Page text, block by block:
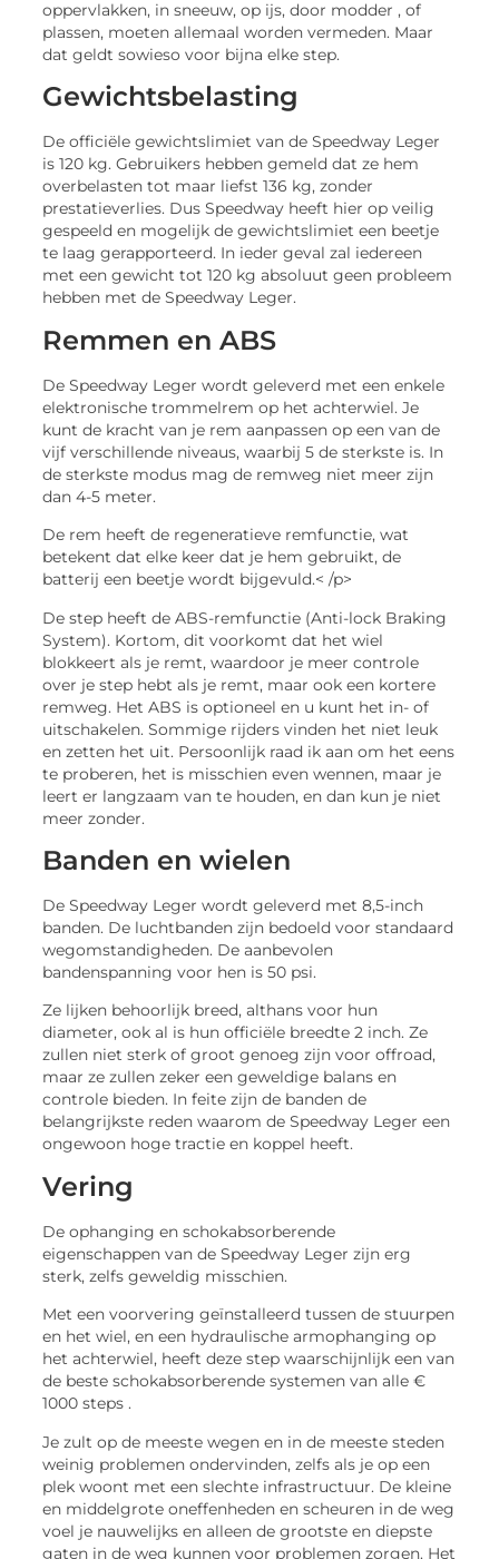
oppervlakken, in sneeuw, op ijs, door modder , of
plassen, moeten allemaal worden vermeden. Maar
dat geldt sowieso voor bijna elke step.
Gewichtsbelasting
De officiële gewichtslimiet van de Speedway Leger
is 120 kg. Gebruikers hebben gemeld dat ze hem
overbelasten tot maar liefst 136 kg, zonder
prestatieverlies. Dus Speedway heeft hier op veilig
gespeeld en mogelijk de gewichtslimiet een beetje
te laag gerapporteerd. In ieder geval zal iedereen
met een gewicht tot 120 kg absoluut geen probleem
hebben met de Speedway Leger.
Remmen en ABS
De Speedway Leger wordt geleverd met een enkele
elektronische trommelrem op het achterwiel. Je
kunt de kracht van je rem aanpassen op een van de
vijf verschillende niveaus, waarbij 5 de sterkste is. In
de sterkste modus mag de remweg niet meer zijn
dan 4-5 meter.
De rem heeft de regeneratieve remfunctie, wat
betekent dat elke keer dat je hem gebruikt, de
batterij een beetje wordt bijgevuld.< /p>
De step heeft de ABS-remfunctie (Anti-lock Braking
System). Kortom, dit voorkomt dat het wiel
blokkeert als je remt, waardoor je meer controle
over je step hebt als je remt, maar ook een kortere
remweg. Het ABS is optioneel en u kunt het in- of
uitschakelen. Sommige rijders vinden het niet leuk
en zetten het uit. Persoonlijk raad ik aan om het eens
te proberen, het is misschien even wennen, maar je
leert er langzaam van te houden, en dan kun je niet
meer zonder.
Banden en wielen
De Speedway Leger wordt geleverd met 8,5-inch
banden. De luchtbanden zijn bedoeld voor standaard
wegomstandigheden. De aanbevolen
bandenspanning voor hen is 50 psi.
Ze lijken behoorlijk breed, althans voor hun
diameter, ook al is hun officiële breedte 2 inch. Ze
zullen niet sterk of groot genoeg zijn voor offroad,
maar ze zullen zeker een geweldige balans en
controle bieden. In feite zijn de banden de
belangrijkste reden waarom de Speedway Leger een
ongewoon hoge tractie en koppel heeft.
Vering
De ophanging en schokabsorberende
eigenschappen van de Speedway Leger zijn erg
sterk, zelfs geweldig misschien.
Met een voorvering geïnstalleerd tussen de stuurpen
en het wiel, en een hydraulische armophanging op
het achterwiel, heeft deze step waarschijnlijk een van
de beste schokabsorberende systemen van alle €
1000 steps .
Je zult op de meeste wegen en in de meeste steden
weinig problemen ondervinden, zelfs als je op een
plek woont met een slechte infrastructuur. De kleine
en middelgrote oneffenheden en scheuren in de weg
voel je nauwelijks en alleen de grootste en diepste
gaten in de weg kunnen voor problemen zorgen. Het